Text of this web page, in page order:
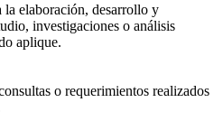
elaboración, desarrollo y
investigaciones o análisis
aplique.
o requerimientos realizados